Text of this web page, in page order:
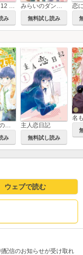
主人恋日記 12 メモリアルファンブック付き特装版
み
みらいのダンナさま
無料試し読み
柚木さんちの四兄弟。
み
主人恋日記
無料試し読み
ウェブで読む
配信のお知らせが受け取れ